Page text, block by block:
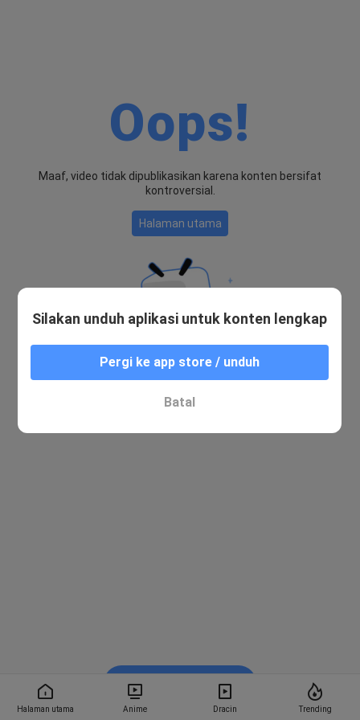
Halaman utama Anime Dracin Trending
Oops!
Maaf, video tidak dipublikasikan karena konten bersifat
kontroversial.
Halaman utama
Silakan unduh aplikasi untuk konten lengkap
Pergi ke app store / unduh
Batal
Nonton di Bstation